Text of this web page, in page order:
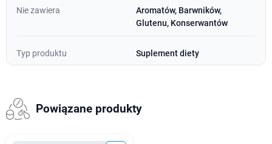
Nie zawiera
Aromatów, Barwników,
Glutenu, Konserwantów
Typ produktu Suplement diety
Powiązane produkty